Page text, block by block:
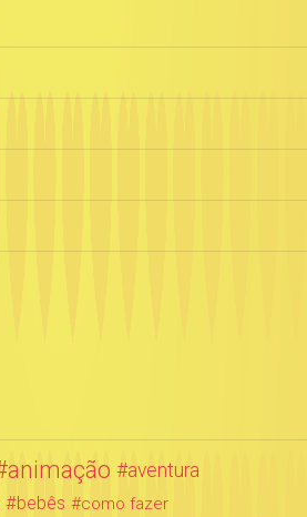
animação aventura
bebês como fazer